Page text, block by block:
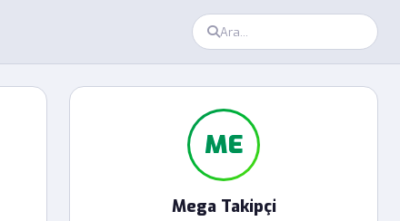
ME
Mega Takipçi